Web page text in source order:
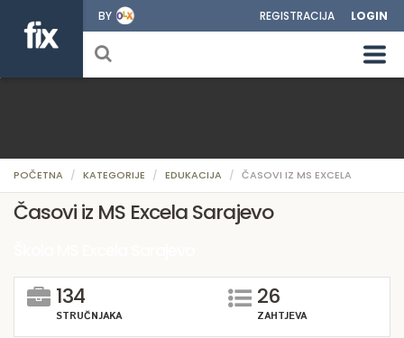
BY REGISTRACIJA LOGIN
POČETNA KATEGORIJE EDUKACIJA ČASOVI IZ MS EXCELA
Časovi iz MS Excela Sarajevo
134
STRUČNJAKA
26
ZAHTJEVA